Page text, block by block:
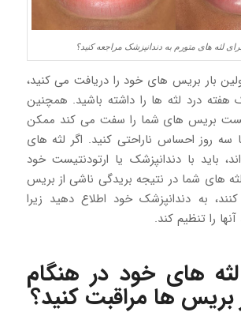
لثه های متورم به دندانپزشک مراجعه کنید؟
بار بریس های خود را دریافت می کنید،
درد لثه ها را داشته باشید. همچنین
بریس های شما را سفت می کند ممکن
روز احساس ناراحتی کنید. اگر لثه های
باید با دندانپزشک یا ارتودنتیست خود
های شما در نتیجه بریدگی ناشی از بریس
به دندانپزشک خود اطلاع دهید زیرا
را تنظیم کند.
های خود در هنگام
بریس ها مراقبت کنید؟